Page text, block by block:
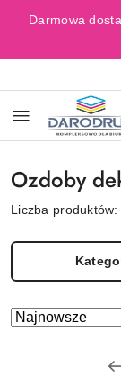
Przejdź do
Przejdź do
Przejdź do
Przejdź do
Przejdź do
Darmowa
Ozdoby
Liczba
Zastosowano
Sortuj